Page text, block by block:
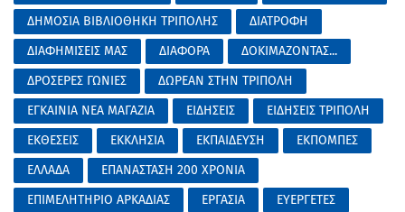
ΔΗΜΟΣΙΑ ΒΙΒΛΙΟΘΗΚΗ ΤΡΙΠΟΛΗΣ
ΔΙΑΤΡΟΦΗ
ΔΙΑΦΗΜΙΣΕΙΣ ΜΑΣ
ΔΙΑΦΟΡΑ
ΔΟΚΙΜΑΖΟΝΤΑΣ...
ΔΡΟΣΕΡΕΣ ΓΩΝΙΕΣ
ΔΩΡΕΑΝ ΣΤΗΝ ΤΡΙΠΟΛΗ
ΕΓΚΑΙΝΙΑ ΝΕΑ ΜΑΓΑΖΙΑ
ΕΙΔΗΣΕΙΣ
ΕΙΔΗΣΕΙΣ ΤΡΙΠΟΛΗ
ΕΚΘΕΣΕΙΣ
ΕΚΚΛΗΣΙΑ ΕΚΠΑΙΔΕΥΣΗ
ΕΚΠΟΜΠΕΣ
ΕΛΛΑΔΑ
ΕΠΑΝΑΣΤΑΣΗ 200 ΧΡΟΝΙΑ
ΕΠΙΜΕΛΗΤΗΡΙΟ ΑΡΚΑΔΙΑΣ
ΕΡΓΑΣΙΑ
ΕΥΕΡΓΕΤΕΣ